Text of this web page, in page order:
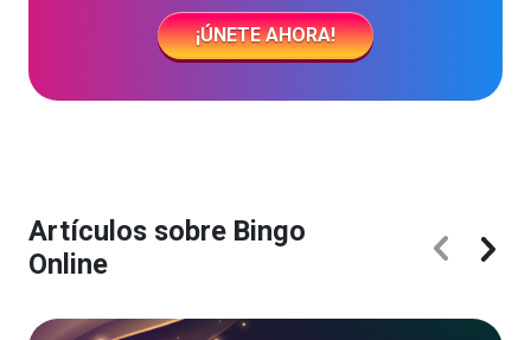
¡ÚNETE AHORA!
Artículos sobre Bingo
Online